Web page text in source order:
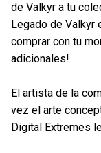
de Valkyr a tu
Legado de Valkyr
comprar con tu
adicionales!
El artista de la
vez el arte
Digital Extremes